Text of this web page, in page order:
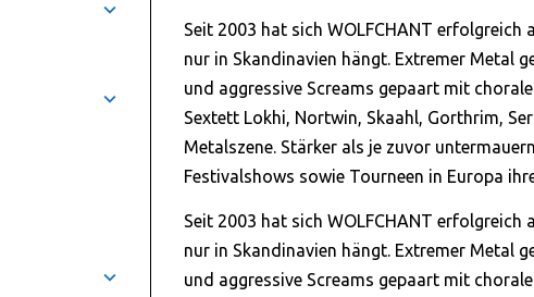
Seit 2003 hat sich WOLFCHANT
nur in Skandinavien hängt. Extremer Metal
und aggressive Screams gepaart mit
Sextett Lokhi, Nortwin, Skaahl, Gorthrim,
Metalszene. Stärker als je zuvor
Festivalshows sowie Tourneen in Europa
Seit 2003 hat sich WOLFCHANT
nur in Skandinavien hängt. Extremer Metal
und aggressive Screams gepaart mit